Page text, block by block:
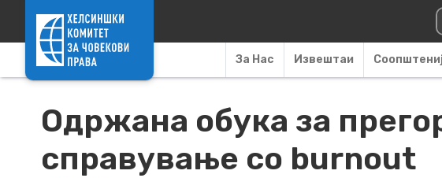
За Нас Извештаи
Одржана обука за
справување со burnout